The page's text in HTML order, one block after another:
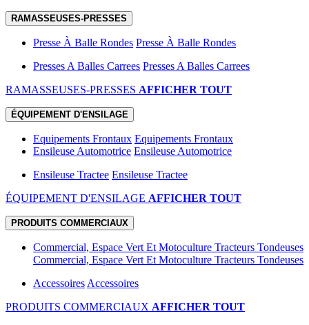
RAMASSEUSES-PRESSES
Presse À Balle Rondes Presse À Balle Rondes
Presses A Balles Carrees Presses A Balles Carrees
RAMASSEUSES-PRESSES AFFICHER TOUT
ÉQUIPEMENT D'ENSILAGE
Equipements Frontaux Equipements Frontaux
Ensileuse Automotrice Ensileuse Automotrice
Ensileuse Tractee Ensileuse Tractee
ÉQUIPEMENT D'ENSILAGE AFFICHER TOUT
PRODUITS COMMERCIAUX
Commercial, Espace Vert Et Motoculture Tracteurs Tondeuses
Commercial, Espace Vert Et Motoculture Tracteurs Tondeuses
Accessoires Accessoires
PRODUITS COMMERCIAUX AFFICHER TOUT